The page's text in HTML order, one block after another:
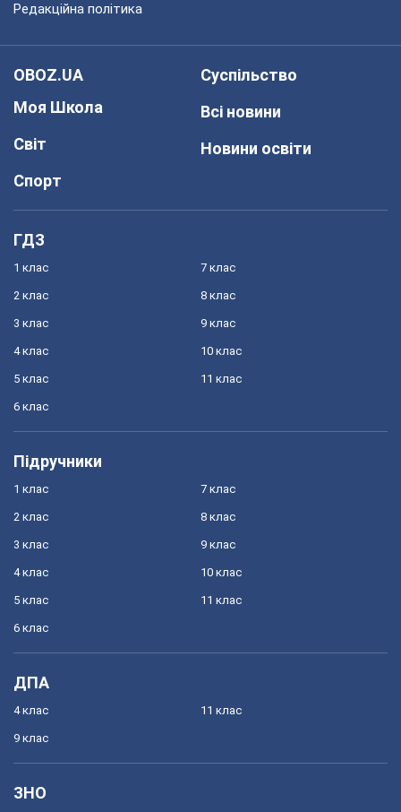
Редакційна політика
OBOZ.UA
Моя Школа
Світ
Спорт
Суспільство
Всі новини
Новини освіти
ГДЗ
1 клас
2 клас
3 клас
4 клас
5 клас
6 клас
7 клас
8 клас
9 клас
10 клас
11 клас
Підручники
1 клас
2 клас
3 клас
4 клас
5 клас
6 клас
7 клас
8 клас
9 клас
10 клас
11 клас
ДПА
4 клас
9 клас
11 клас
ЗНО